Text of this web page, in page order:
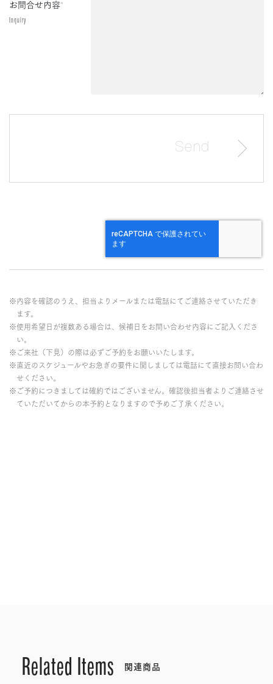
お問合せ内容*
Inquiry
※内容を確認のうえ、担当よりメールまたは電話にてご連絡させていただき
ます。
※使用希望日が複数ある場合は、候補日をお問い合わせ内容にご記入くださ
い。
※ご来社（下見）の際は必ずご予約をお願いいたします。
※直近のスケジュールやお急ぎの要件に関しましては電話にて直接お問い合わ
せください。
※ご予約につきましては確約ではございません。確認後担当者よりご連絡させ
ていただいてからの本予約となりますので予めご了承ください。
Related Items 関連商品